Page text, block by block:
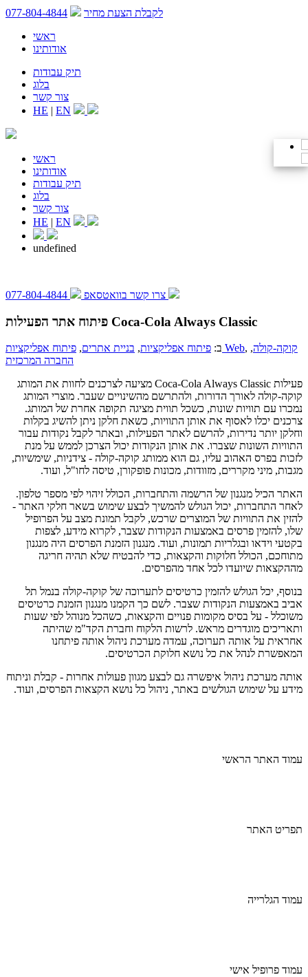
לקבלת הצעת מחיר
077-804-4844
ראשי
אודותינו
תיק עבודות
בלוג
צור קשר
HE | EN
ראשי
אודותינו
תיק עבודות
בלוג
צור קשר
HE | EN
undefined
צרו קשר בוואטסאפ 077-804-4844
פיתוח אתר הפעילות Coca-Cola Always Classic
ב: פיתוח אפליקציות, בניית אתרים, פיתוח אפליקציות Web, קוקה-קולה,
החברה המרכזית
פעילות Coca-Cola Always Classic מציעה לצרכנים לחוות את המותג
קוקה-קולה לאורך הדורות, ולהתרשם מהשינויים שעבר. מוצרי המותג
נמכרו עם תוויות שונות, כשכל תווית מציגה תקופה אחרת של המותג.
צרכנים יכלו לאסוף את אותן התוויות, כשאת חלקן ניתן להשיג בקלות
וחלקן יותר נדירות, להרשם לאתר הפעילות, ובאתר לקבל נקודות עבור
התוויות השונות שצברו. את אותן הנקודות יכול הצרכן לממש על מנת
לזכות בפרס האהוב עליו, גם הוא ממותג קוקה-קולה - צידניות, שימשיות,
מגבות, מיני מקררים, מזוודות, מכונות פופקורן, טיסה לחו"ל, ועוד.
האתר הכיל מנגנון של הרשמה והתחברות, הכולל זיהוי לפי מספר טלפון.
לאחר התחברות, יכול הגולש להמשיך לבצע שימוש בשאר חלקי האתר -
להזין את התוויות של המוצרים שרכש, לקבל תמונת מצב על הפרופיל
שלו, להזמין פרסים באמצעות הנקודות שצבר, לקרוא מידע, לצפות
בקטעי וידאו ובגלריות תמונות, ועוד. מנגנון הזמנת הפרסים היה מנגנון
מתוחכם, הכולל חלוקות והקצאות, כדי להבטיח שלא תהיה חריגה
מההקצאות שיועדו לכל אחד מהפרסים.
בנוסף, יכל הגולש להזמין כרטיסים לתערוכה של קוקה-קולה בנמל תל
אביב באמצעות הנקודות שצבר. לשם כך הקמנו מנגנון הזמנת כרטיסים
משוכלל - על בסיס מקומות פנויים והקצאות, כשהכל מנוהל לפי שעות
ותאריכים מוגדרים מראש. לרשות הלקוח וחברת הקד"מ שהיתה
אחראית על אותה תערוכה, עמדה מערכת ניהול אותה פיתחנו
המאפשרת לנהל את כל נושא חלוקת הכרטיסים.
אותה מערכת ניהול איפשרה גם לבצע מגוון פעולות אחרות - קבלת וניתוח
מידע על שימוש הגולשים באתר, ניהול כל נושא הקצאות הפרסים, ועוד.
עמוד האתר הראשי
תפריט האתר
עמוד הגלרייה
עמוד פרופיל אישי